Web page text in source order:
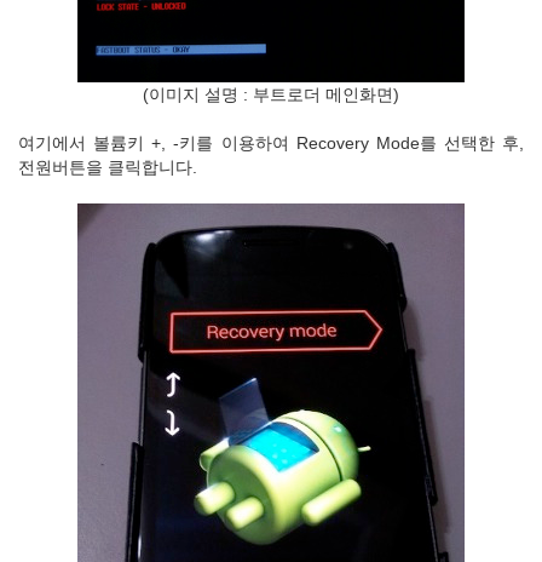
(이미지 설명 : 부트로더 메인화면)
여기에서 볼륨키 +, -키를 이용하여 Recovery Mode를 선택한 후,
전원버튼을 클릭합니다.